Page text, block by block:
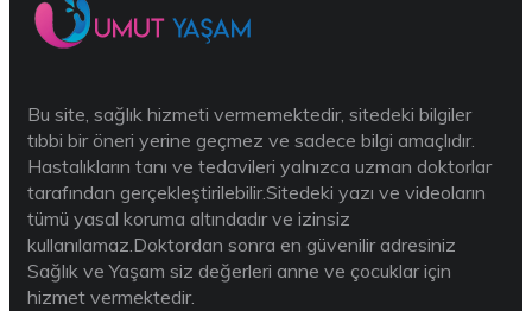
Bu site, sağlık hizmeti vermemektedir, sitedeki bilgiler
tıbbi bir öneri yerine geçmez ve sadece bilgi amaçlıdır.
Hastalıkların tanı ve tedavileri yalnızca uzman doktorlar
tarafından gerçekleştirilebilir.Sitedeki yazı ve videoların
tümü yasal koruma altındadır ve izinsiz
kullanılamaz.Doktordan sonra en güvenilir adresiniz
Sağlık ve Yaşam siz değerleri anne ve çocuklar için
hizmet vermektedir.